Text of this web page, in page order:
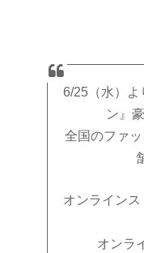
6/25（水）よ
ン』
全国のファ
オンライン
オンラ